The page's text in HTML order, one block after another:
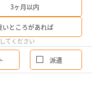
3ヶ月以内
いところがあれば
てください
派遣